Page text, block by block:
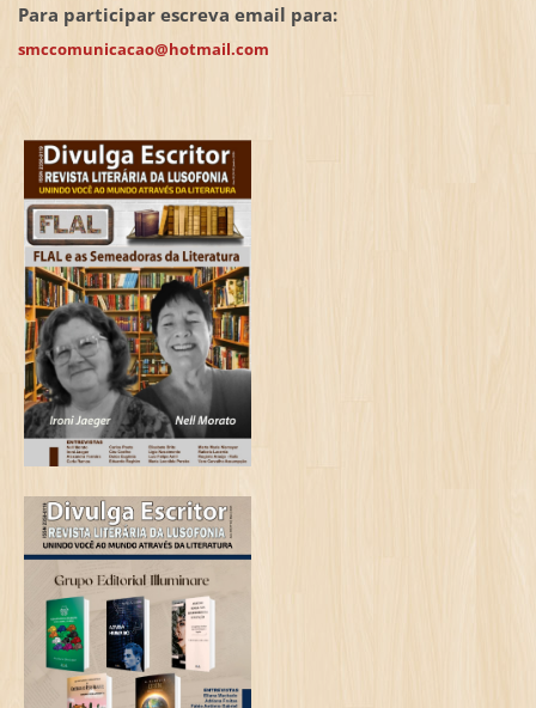
Para participar escreva email para:
smccomunicacao@hotmail.com